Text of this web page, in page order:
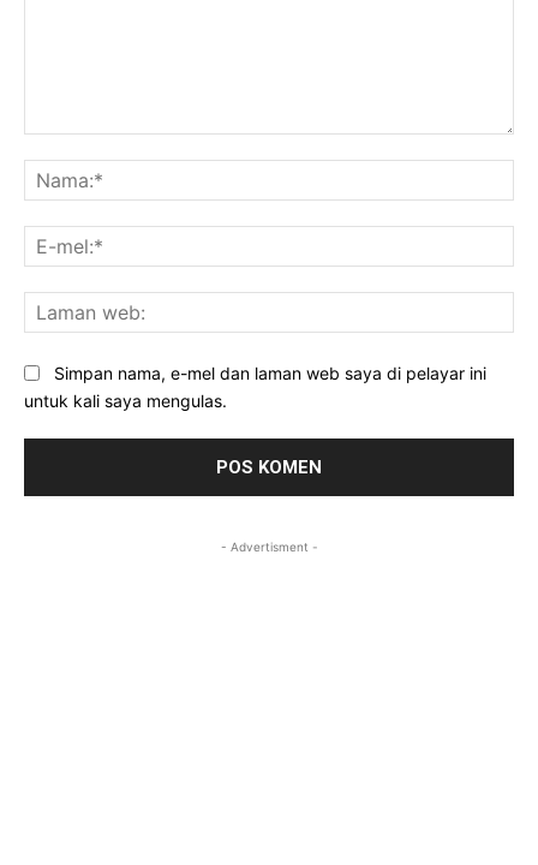
Simpan nama, e-mel dan laman web saya di pelayar ini
untuk kali saya mengulas.
- Advertisment -